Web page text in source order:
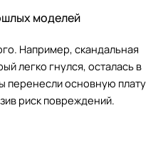
моделей
Например, скандальная
легко гнулся, осталась в
перенесли основную плату
риск повреждений.